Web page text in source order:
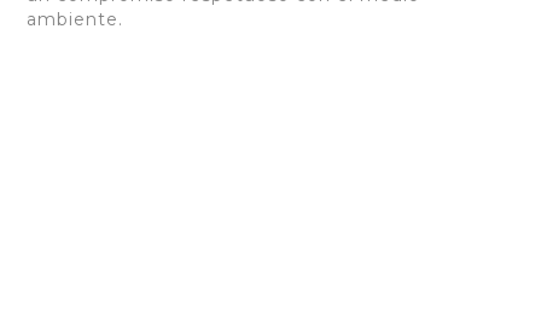
ambiente.